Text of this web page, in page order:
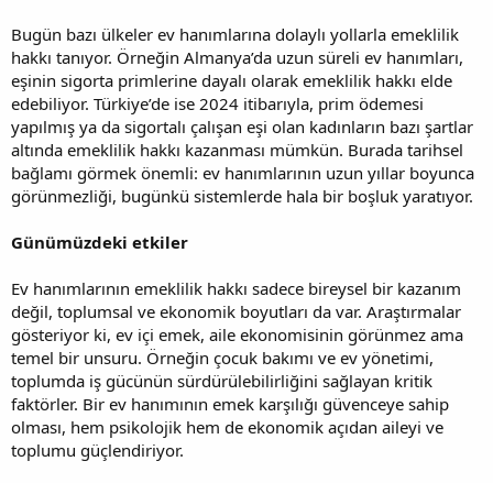
Bugün bazı ülkeler ev hanımlarına dolaylı yollarla emeklilik
hakkı tanıyor. Örneğin Almanya’da uzun süreli ev hanımları,
eşinin sigorta primlerine dayalı olarak emeklilik hakkı elde
edebiliyor. Türkiye’de ise 2024 itibarıyla, prim ödemesi
yapılmış ya da sigortalı çalışan eşi olan kadınların bazı şartlar
altında emeklilik hakkı kazanması mümkün. Burada tarihsel
bağlamı görmek önemli: ev hanımlarının uzun yıllar boyunca
görünmezliği, bugünkü sistemlerde hala bir boşluk yaratıyor.
Günümüzdeki etkiler
Ev hanımlarının emeklilik hakkı sadece bireysel bir kazanım
değil, toplumsal ve ekonomik boyutları da var. Araştırmalar
gösteriyor ki, ev içi emek, aile ekonomisinin görünmez ama
temel bir unsuru. Örneğin çocuk bakımı ve ev yönetimi,
toplumda iş gücünün sürdürülebilirliğini sağlayan kritik
faktörler. Bir ev hanımının emek karşılığı güvenceye sahip
olması, hem psikolojik hem de ekonomik açıdan aileyi ve
toplumu güçlendiriyor.